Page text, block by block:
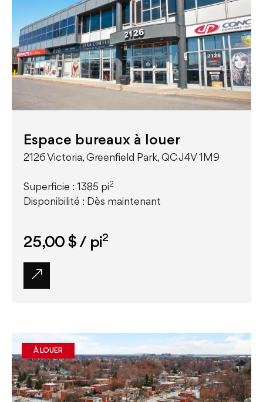
Espace bureaux à louer
2126 Victoria, Greenfield Park, QC J4V 1M9
Superficie : 1385 pi2
Disponibilité : Dès maintenant
25,00 $/ pi2
À LOUER